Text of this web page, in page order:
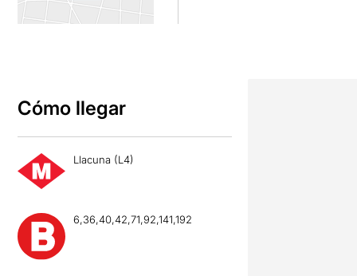
Cómo llegar
Llacuna (L4)
6,36,40,42,71,92,141,192